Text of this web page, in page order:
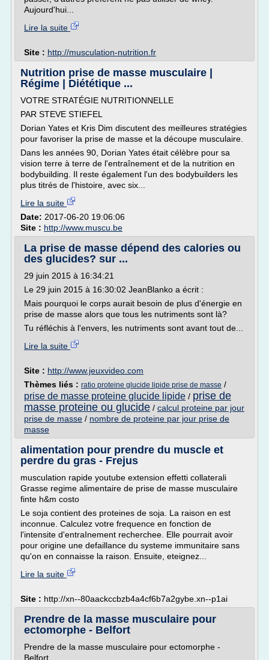
Aujourd'hui...
Lire la suite
Site : http://musculation-nutrition.fr
Nutrition prise de masse musculaire |
Régime | Diététique ...
VOTRE STRATÉGIE NUTRITIONNELLE
PAR STEVE STIEFEL
Dorian Yates et Kris Dim discutent des meilleures stratégies
pour favoriser la prise de masse et la découpe musculaire.
Dans les années 90, Dorian Yates était célèbre pour sa
vision terre à terre de l'entraînement et de la nutrition en
bodybuilding. Il reste également l'un des bodybuilders les
plus titrés de l'histoire, avec six...
Lire la suite
Date: 2017-06-20 19:06:06
Site : http://www.muscu.be
La prise de masse dépend des calories ou
des glucides? sur ...
29 juin 2015 à 16:34:21
Le 29 juin 2015 à 16:30:02 JeanBlanko a écrit :
Mais pourquoi le corps aurait besoin de plus d'énergie en
prise de masse alors que tous les nutriments sont là?
Tu réfléchis à l'envers, les nutriments sont avant tout de...
Lire la suite
Site : http://www.jeuxvideo.com
Thèmes liés : ratio proteine glucide lipide prise de masse /
prise de masse proteine glucide lipide / prise de
masse proteine ou glucide / calcul proteine par jour
prise de masse / nombre de proteine par jour prise de
masse
alimentation pour prendre du muscle et
perdre du gras - Frejus
musculation rapide youtube extension effetti collaterali
Grasse regime alimentaire de prise de masse musculaire
finte h&m costo
Le soja contient des proteines de soja. La raison en est
inconnue. Calculez votre frequence en fonction de
l'intensite d'entraInement recherchee. Elle pourrait avoir
pour origine une defaillance du systeme immunitaire sans
qu'on en connaisse la raison. Ensuite, eteignez...
Lire la suite
Site : http://xn--80aackccbzb4a4cf6b7a2gybe.xn--p1ai
Prendre de la masse musculaire pour
ectomorphe - Belfort
Prendre de la masse musculaire pour ectomorphe -
Belfort